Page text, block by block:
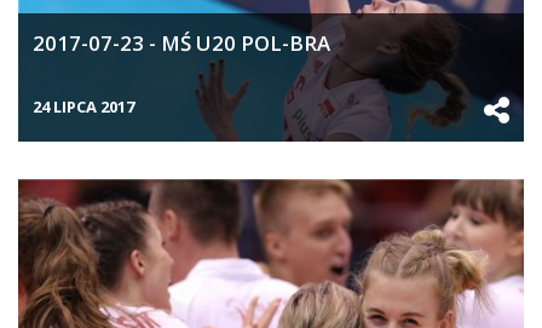
2017-07-23 - MŚ U20 POL-BRA
24 LIPCA 2017